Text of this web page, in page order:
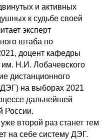
и активных
к судьбе своей
эксперт
штаба по
доцент кафедры
Н.И. Лобачевского
дистанционного
на выборах 2021
дальнейшей
России.
второй раз станет тем
на себе систему ДЭГ.